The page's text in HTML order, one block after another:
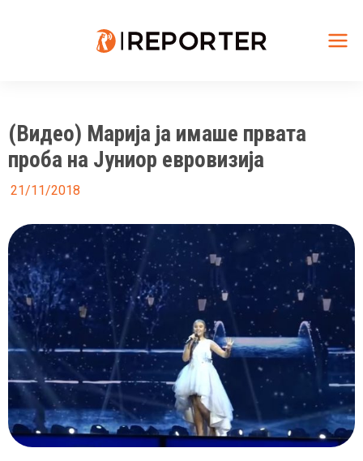
(Видео) Марија ја имаше првата
проба на Јуниор евровизија
21/11/2018